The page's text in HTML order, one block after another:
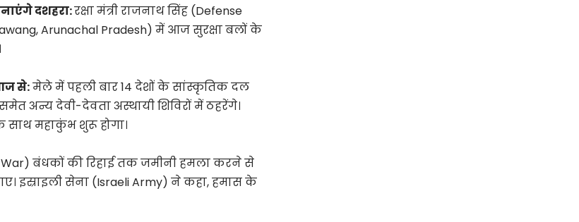
दशहरा:रक्षा मंत्री राजनाथ सिंह (Defense
Arunachal Pradesh) में आज सुरक्षा बलों के
से:मेले में पहली बार 14 देशों के सांस्कृतिक दल
अन्य देवी-देवता अस्थायी शिविरों में ठहरेंगे।
साथ महाकुंभ शुरू होगा।
War) बंधकों की रिहाई तक जमीनी हमला करने से
इस्राइली सेना (Israeli Army) ने कहा, हमास के